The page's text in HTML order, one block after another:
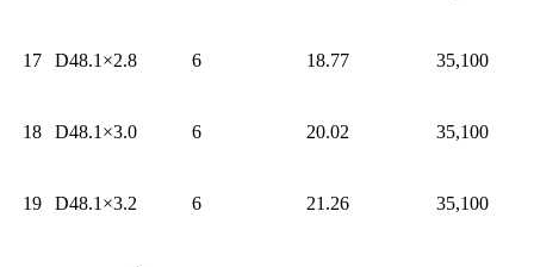
17 D48.1×2.8 6 18.77 35,100
18 D48.1×3.0 6 20.02 35,100
19 D48.1×3.2 6 21.26 35,100